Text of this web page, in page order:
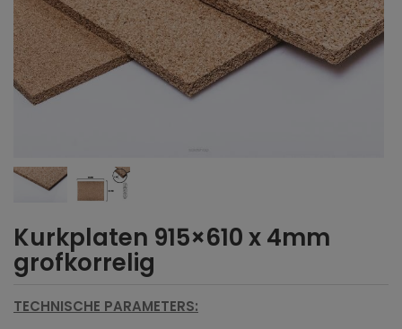
Kurkplaten 915×610 x 4mm
grofkorrelig
TECHNISCHE PARAMETERS: